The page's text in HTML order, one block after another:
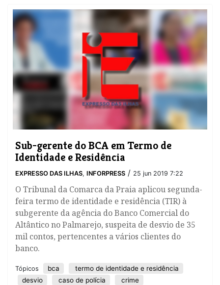
Sub-gerente do BCA em Termo de
Identidade e Residência
EXPRESSO DAS ILHAS, INFORPRESS / 25 jun 2019 7:22
​O Tribunal da Comarca da Praia aplicou segunda-
feira termo de identidade e residência (TIR) à
subgerente da agência do Banco Comercial do
Altântico no Palmarejo, suspeita de desvio de 35
mil contos, pertencentes a vários clientes do
banco.
Tópicos bca
termo de identidade e residência
desvio
caso de polícia crime